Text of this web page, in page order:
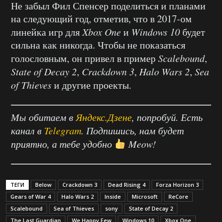
Не забыл Фил Спенсер поделиться и планами
на следующий год, отметив, что в 2017-ом
линейка игр дляXbox Oneи Windows 10 будет
сильна как никогда. Чтобы не показаться
голословным, он привел в примерScalebound,
State of Decay 2, Crackdown 3, Halo Wars 2, Sea
of Thievesи другие проекты.
Мы обитаем вЯндекс.Дзене, попробуй. Есть
канал в Telegram. Подпишись, нам будет
приятно, а тебе удобно
Meow!
ТЕГИ Below Crackdown 3 Dead Rising 4
Forza Horizon 3
Gears of War 4
Halo Wars 2 Inside Microsoft
ReCore
Scalebound
Sea of Thieves sony
State of Decay 2
The Last Guardian
We Happy Few Windows 10
Xbox One